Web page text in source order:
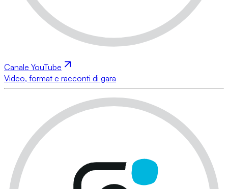
Canale YouTube
Video, format e racconti di gara